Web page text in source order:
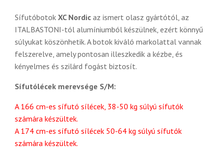
Sífutóbotok XC Nordic az ismert olasz gyártótól, az
ITALBASTONI-tól alumíniumból készülnek, ezért könnyű
súlyukat köszönhetik. A botok kiváló markolattal vannak
felszerelve, amely pontosan illeszkedik a kézbe, és
kényelmes és szilárd fogást biztosít.
Sífutólécek merevsége S/M:
A 166 cm-es sífutó sílécek, 38-50 kg súlyú sífutók
számára készültek.
A 174 cm-es sífutó sílécek 50-64 kg súlyú sífutók
számára készültek.